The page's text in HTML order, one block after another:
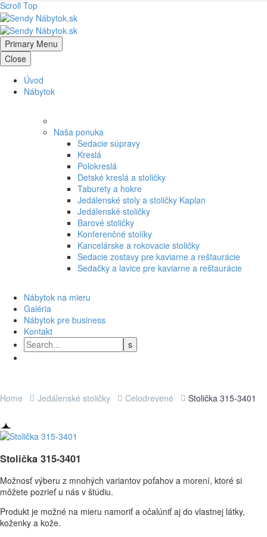
Scroll Top
Primary Menu
Close
Úvod
Nábytok
Naša ponuka
Sedacie súpravy
Kreslá
Polokreslá
Detské kreslá a stoličky
Taburety a hokre
Jedálenské stoly a stoličky Kaplan
Jedálenské stoličky
Barové stoličky
Konferenčné stolíky
Kancelárske a rokovacie stoličky
Sedacie zostavy pre kaviarne a reštaurácie
Sedačky a lavice pre kaviarne a reštaurácie
Nábytok na mieru
Galéria
Nábytok pre business
Kontakt
Home Jedálenské stoličky Celodrevené Stolička 315-3401
Stolička 315-3401
Možnosť výberu z mnohých variantov poťahov a morení, ktoré si
môžete pozrieť u nás v štúdiu.
Produkt je možné na mieru namoriť a očalúniť aj do vlastnej látky,
koženky a kože.